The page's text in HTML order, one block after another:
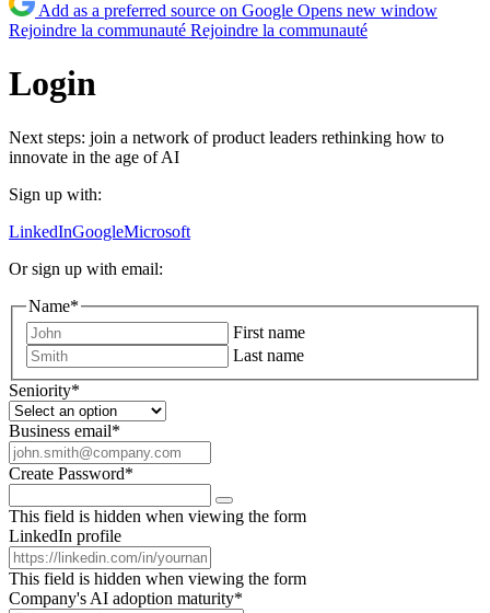
Add as a preferred source on Google Opens new window
Rejoindre la communauté Rejoindre la communauté
Login
Next steps: join a network of product leaders rethinking how to
innovate in the age of AI
Sign up with:
LinkedInGoogleMicrosoft
Or sign up with email:
Name*
First name
Last name
Seniority*
Business email*
Create Password*
This field is hidden when viewing the form
LinkedIn profile
This field is hidden when viewing the form
Company's AI adoption maturity*